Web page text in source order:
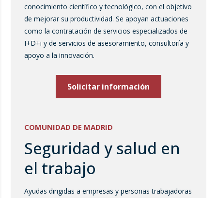
conocimiento científico y tecnológico, con el objetivo
de mejorar su productividad. Se apoyan actuaciones
como la contratación de servicios especializados de
I+D+i y de servicios de asesoramiento, consultoría y
apoyo a la innovación.
Solicitar información
COMUNIDAD DE MADRID
Seguridad y salud en
el trabajo
Ayudas dirigidas a empresas y personas trabajadoras